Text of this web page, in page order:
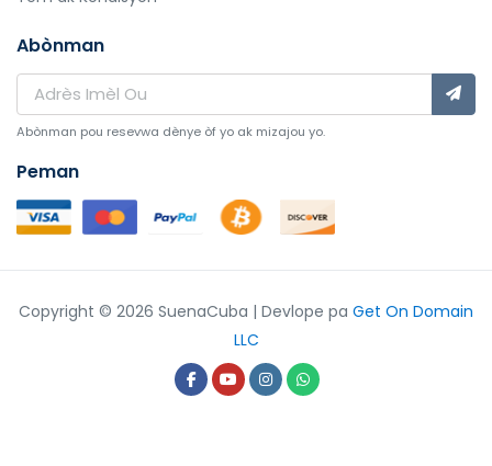
Abònman
Abònman pou resevwa dènye òf yo ak mizajou yo.
Peman
Copyright © 2026 SuenaCuba | Devlope pa Get On Domain
LLC